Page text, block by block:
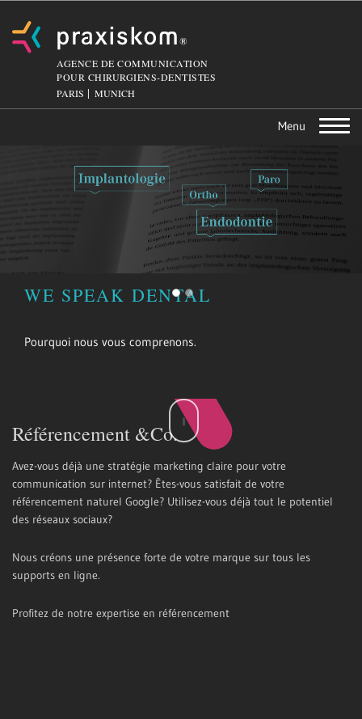
AGENCE DE COMMUNICATION
POUR CHIRURGIENS-DENTISTES
PARIS
MUNICH
WE SPEAK DENTAL
Pourquoi nous vous comprenons.
Référencement &Co.
Avez-vous déjà une stratégie marketing claire pour votre
communication sur internet? Êtes-vous satisfait de votre
référencement naturel Google? Utilisez-vous déjà tout le potentiel
des réseaux sociaux?
Nous créons une présence forte de votre marque sur tous les
supports en ligne.
Profitez de notre expertise en référencement